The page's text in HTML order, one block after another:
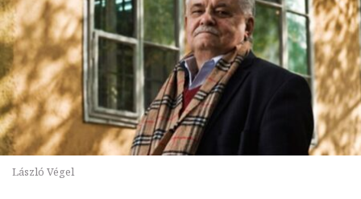
László Végel